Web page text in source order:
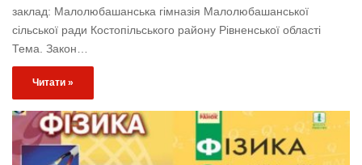
заклад: Малолюбашанська гімназія Малолюбашанської
сільської ради Костопільського району Рівненської області
Тема. Закон…
Читати »